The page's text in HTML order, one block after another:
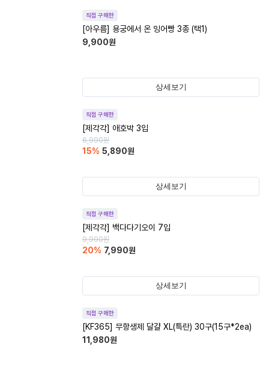
직접 구매한
[아우름] 용궁에서 온 잉어빵 3종 (택1)
9,900원
상세보기
직접 구매한
[제각각] 애호박 3입
6,990원
15% 5,890원
상세보기
직접 구매한
[제각각] 백다다기오이 7입
9,990원
20% 7,990원
상세보기
직접 구매한
[KF365] 무항생제 달걀 XL(특란) 30구(15구*2ea)
11,980원